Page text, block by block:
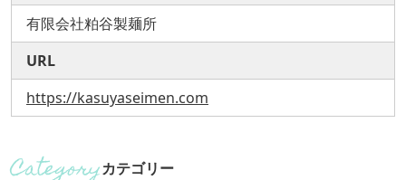
有限会社粕谷製麺所
URL
https://kasuyaseimen.com
カテゴリー